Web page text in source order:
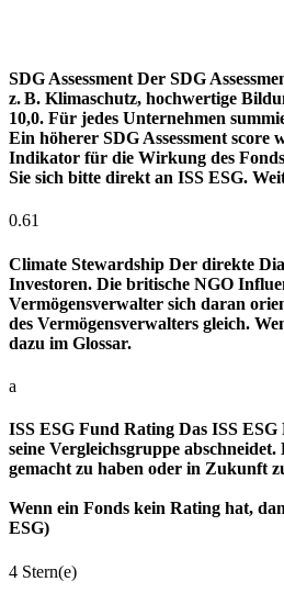
SDG Assessment Der SDG
z. B. Klimaschutz, hochwertige
10,0. Für jedes Unternehmen
Ein höherer SDG Assessment
Indikator für die Wirkung des
Sie sich bitte direkt an ISS ESG.
0.61
Climate Stewardship Der direkte
Investoren. Die britische NGO
Vermögensverwalter sich daran
des Vermögensverwalters gleich.
dazu im Glossar.
a
ISS ESG Fund Rating Das ISS
seine Vergleichsgruppe
gemacht zu haben oder in Zukunft
Wenn ein Fonds kein Rating hat,
ESG)
4 Stern(e)